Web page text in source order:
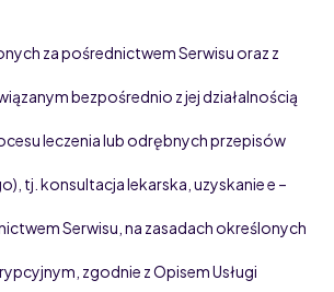
za pośrednictwem Serwisu oraz z
bezpośrednio z jej działalnością
leczenia lub odrębnych przepisów
tj. konsultacja lekarska, uzyskanie e –
Serwisu, na zasadach określonych
zgodnie z Opisem Usługi